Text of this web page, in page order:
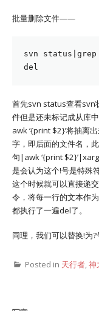
批量删除文件——
svn
del
首先svn status查看svn
件但是还未标记成从库
awk ‘{print $2}’将抽离
字，即后面的文件名，
句|awk ‘{print
是会认为这个!号是特殊符
这个时候就可以直接递
令，将每一行的文本作
都执行了一遍del了。
同理，我们可以替换!为?
Posted in 天行者,神